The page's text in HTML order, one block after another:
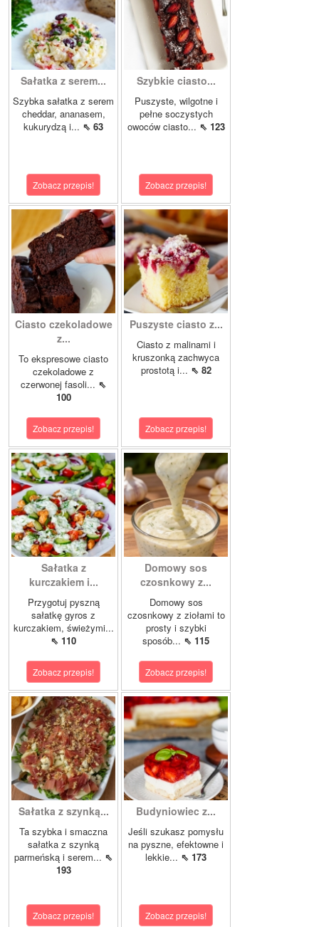
Sałatka z serem...
Szybka sałatka z serem
cheddar, ananasem,
kukurydzą i... ⇖ 63
Zobacz przepis!
Szybkie ciasto...
Puszyste, wilgotne i
pełne soczystych
owoców ciasto... ⇖ 123
Zobacz przepis!
Ciasto czekoladowe
z...
To ekspresowe ciasto
czekoladowe z
czerwonej fasoli... ⇖
100
Zobacz przepis!
Puszyste ciasto z...
Ciasto z malinami i
kruszonką zachwyca
prostotą i... ⇖ 82
Zobacz przepis!
Sałatka z
kurczakiem i...
Przygotuj pyszną
sałatkę gyros z
kurczakiem, świeżymi...
⇖ 110
Zobacz przepis!
Domowy sos
czosnkowy z...
Domowy sos
czosnkowy z ziołami to
prosty i szybki
sposób... ⇖ 115
Zobacz przepis!
Sałatka z szynką...
Ta szybka i smaczna
sałatka z szynką
parmeńską i serem... ⇖
193
Zobacz przepis!
Budyniowiec z...
Jeśli szukasz pomysłu
na pyszne, efektowne i
lekkie... ⇖ 173
Zobacz przepis!